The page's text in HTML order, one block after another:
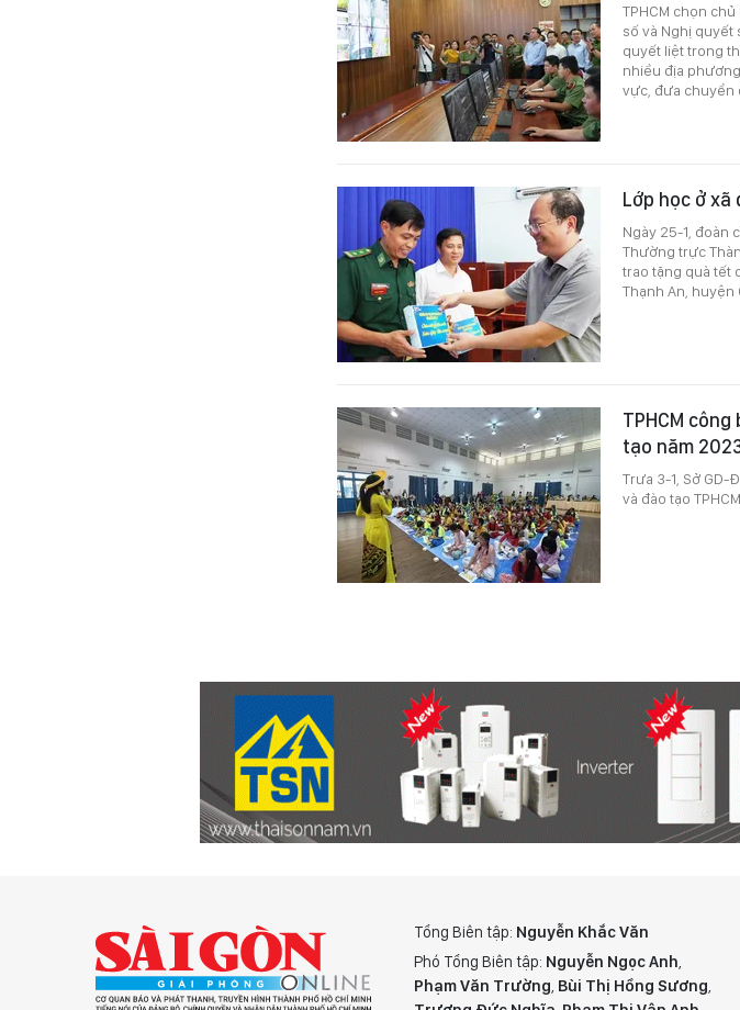
TPHCM chọn
số và Nghị quyết
quyết liệt trong
nhiều địa
vực, đưa chuyển
Lớp học ở xã
Ngày 25-1, đoàn
Thường trực
trao tặng quà tết
Thạnh An, huyện
TPHCM
tạo năm
Trưa 3-1, Sở GD-
và đào tạo
Tổng Biên tập: Nguyễn Khắc Văn
Phó Tổng Biên tập: Nguyễn Ngọc Anh,
Phạm Văn Trường, Bùi Thị Hồng Sương,